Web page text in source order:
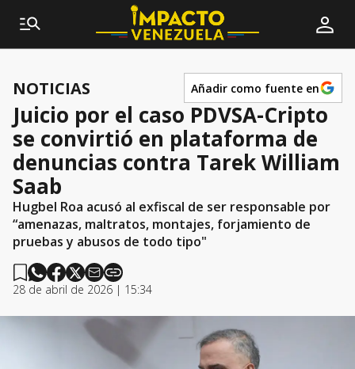
NOTICIAS Añadir como fuente en
Juicio por el caso PDVSA-Cripto
se convirtió en plataforma de
denuncias contra Tarek William
Saab
Hugbel Roa acusó al exfiscal de ser responsable por
“amenazas, maltratos, montajes, forjamiento de
pruebas y abusos de todo tipo"
28 de abril de 2026 | 15:34